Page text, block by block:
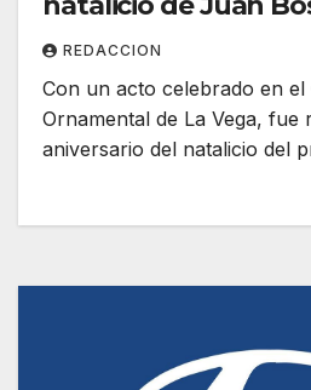
REDACCION
Con un acto celebrado en el
Ornamental de La Vega, fue
aniversario del natalicio del